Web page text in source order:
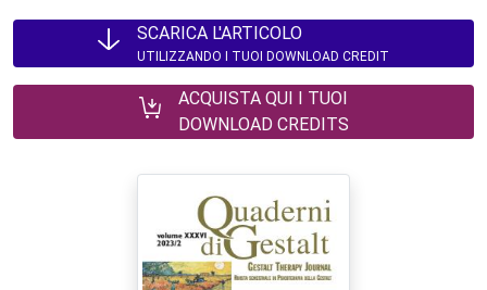
SCARICA L'ARTICOLO
UTILIZZANDO I TUOI DOWNLOAD CREDIT
ACQUISTA QUI I TUOI
DOWNLOAD CREDITS